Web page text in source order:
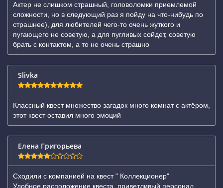
Актер не слишком страшный, головоломки приемлемой
сложности, но в следующий раз я пойду на что-нибудь по
страшнее), для любителей чего-то очень жуткого и
пугающего не советую, а для пугливых сойдет, советую
брать с контактом, а то не очень страшно
Slivka
Классный квест множество загадок много комнат с актёром,
этот квест оставил много эмоций
Елена Григорьева
Сходили с компанией на квест " Коллекционер"
Удобное расположение квеста, приветливый персонал.